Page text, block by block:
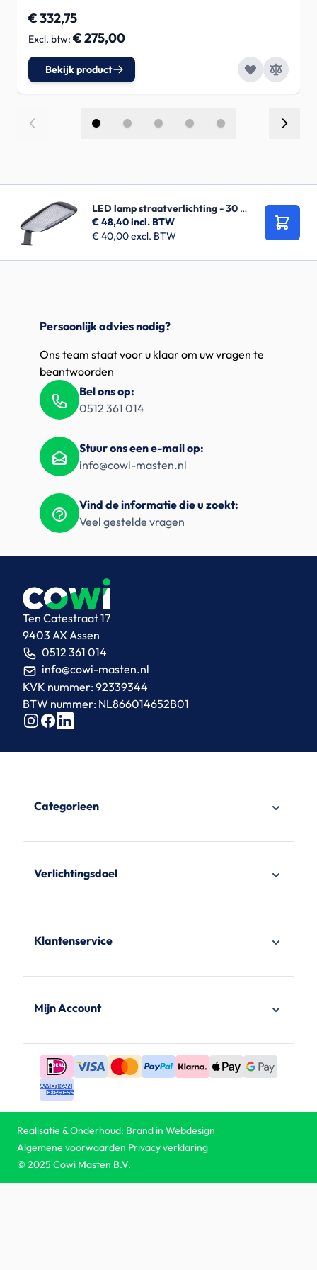
€ 332,75
€ 275,00
Bekijk product
LED lamp straatverlichting - 30 watt - ø60 mm
€ 40,00excl. BTW
€ 48,40incl. BTW
Persoonlijk advies nodig?
Ons team staat voor u klaar om uw vragen te
beantwoorden
Bel ons op:
0512 361 014
Stuur ons een e-mail op:
info@cowi-masten.nl
Vind de informatie die u zoekt:
Veel gestelde vragen
Ten Catestraat 17
9403 AX Assen
0512 361 014
info@cowi-masten.nl
KVK nummer: 92339344
BTW nummer: NL866014652B01
Categorieen
Verlichtingsdoel
Klantenservice
Mijn Account
© 2025 Cowi Masten B.V.
Realisatie & Onderhoud: Brand in Webdesign
Algemene voorwaarden Privacy verklaring